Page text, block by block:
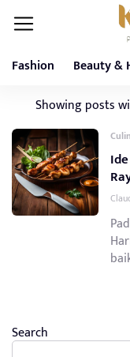
Fashion Beauty &
Showing posts
Search